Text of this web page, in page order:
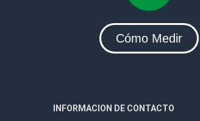
Cómo Medir
INFORMACION DE CONTACTO